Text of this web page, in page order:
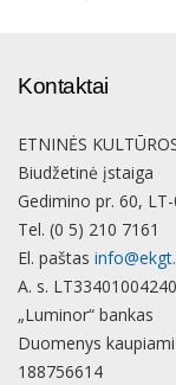
Kontaktai
ETNINĖS
Biudžetinė įstaiga
Gedimino pr. 60,
Tel. (0 5) 210 7161
El. paštas
A. s.
„Luminor“ bankas
Duomenys
188756614